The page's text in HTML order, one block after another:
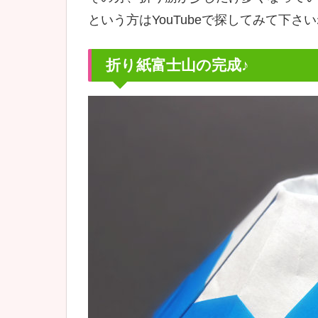
という方はYouTubeで探してみて下さ
折り紙富士山の完成♪